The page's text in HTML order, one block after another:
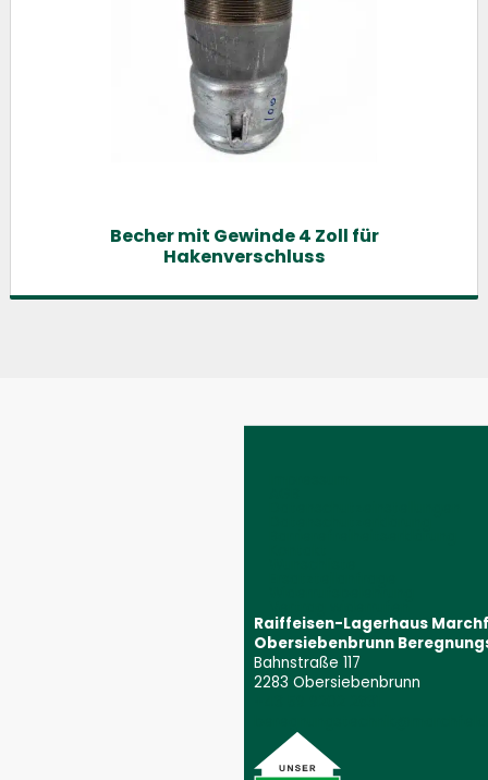
Becher mit Gewinde 4 Zoll für
Hakenverschluss
Raiffeisen-Lagerhaus
Obersiebenbrunn
Bahnstraße 117
2283 Obersiebenbrunn